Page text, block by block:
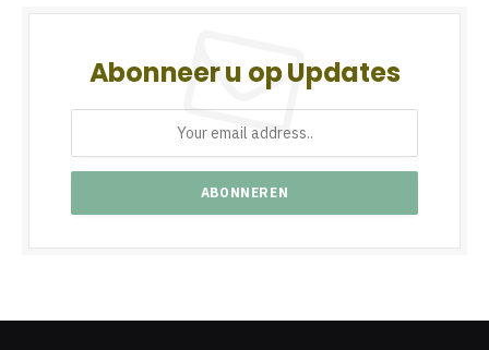
Abonneer u op Updates